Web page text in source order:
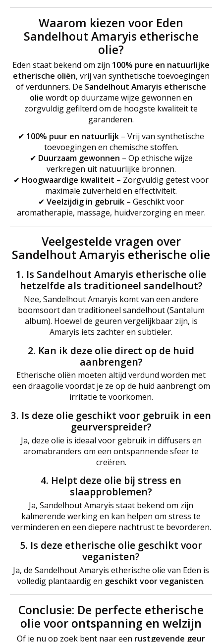
Waarom kiezen voor Eden
Sandelhout Amaryis etherische
olie?
Eden staat bekend om zijn 100% pure en natuurlijke
etherische oliën, vrij van synthetische toevoegingen
of verdunners. De Sandelhout Amaryis etherische
olie wordt op duurzame wijze gewonnen en
zorgvuldig gefilterd om de hoogste kwaliteit te
garanderen.
✔ 100% puur en natuurlijk – Vrij van synthetische
toevoegingen en chemische stoffen.
✔ Duurzaam gewonnen – Op ethische wijze
verkregen uit natuurlijke bronnen.
✔ Hoogwaardige kwaliteit – Zorgvuldig getest voor
maximale zuiverheid en effectiviteit.
✔ Veelzijdig in gebruik – Geschikt voor
aromatherapie, massage, huidverzorging en meer.
Veelgestelde vragen over
Sandelhout Amaryis etherische olie
1. Is Sandelhout Amaryis etherische olie
hetzelfde als traditioneel sandelhout?
Nee, Sandelhout Amaryis komt van een andere
boomsoort dan traditioneel sandelhout (Santalum
album). Hoewel de geuren vergelijkbaar zijn, is
Amaryis iets zachter en subtieler.
2. Kan ik deze olie direct op de huid
aanbrengen?
Etherische oliën moeten altijd verdund worden met
een draagolie voordat je ze op de huid aanbrengt om
irritatie te voorkomen.
3. Is deze olie geschikt voor gebruik in een
geurverspreider?
Ja, deze olie is ideaal voor gebruik in diffusers en
aromabranders om een ontspannende sfeer te
creëren.
4. Helpt deze olie bij stress en
slaapproblemen?
Ja, Sandelhout Amaryis staat bekend om zijn
kalmerende werking en kan helpen om stress te
verminderen en een diepere nachtrust te bevorderen.
5. Is deze etherische olie geschikt voor
veganisten?
Ja, de Sandelhout Amaryis etherische olie van Eden is
volledig plantaardig en geschikt voor veganisten.
Conclusie: De perfecte etherische
olie voor ontspanning en welzijn
Of je nu op zoek bent naar een rustgevende geur